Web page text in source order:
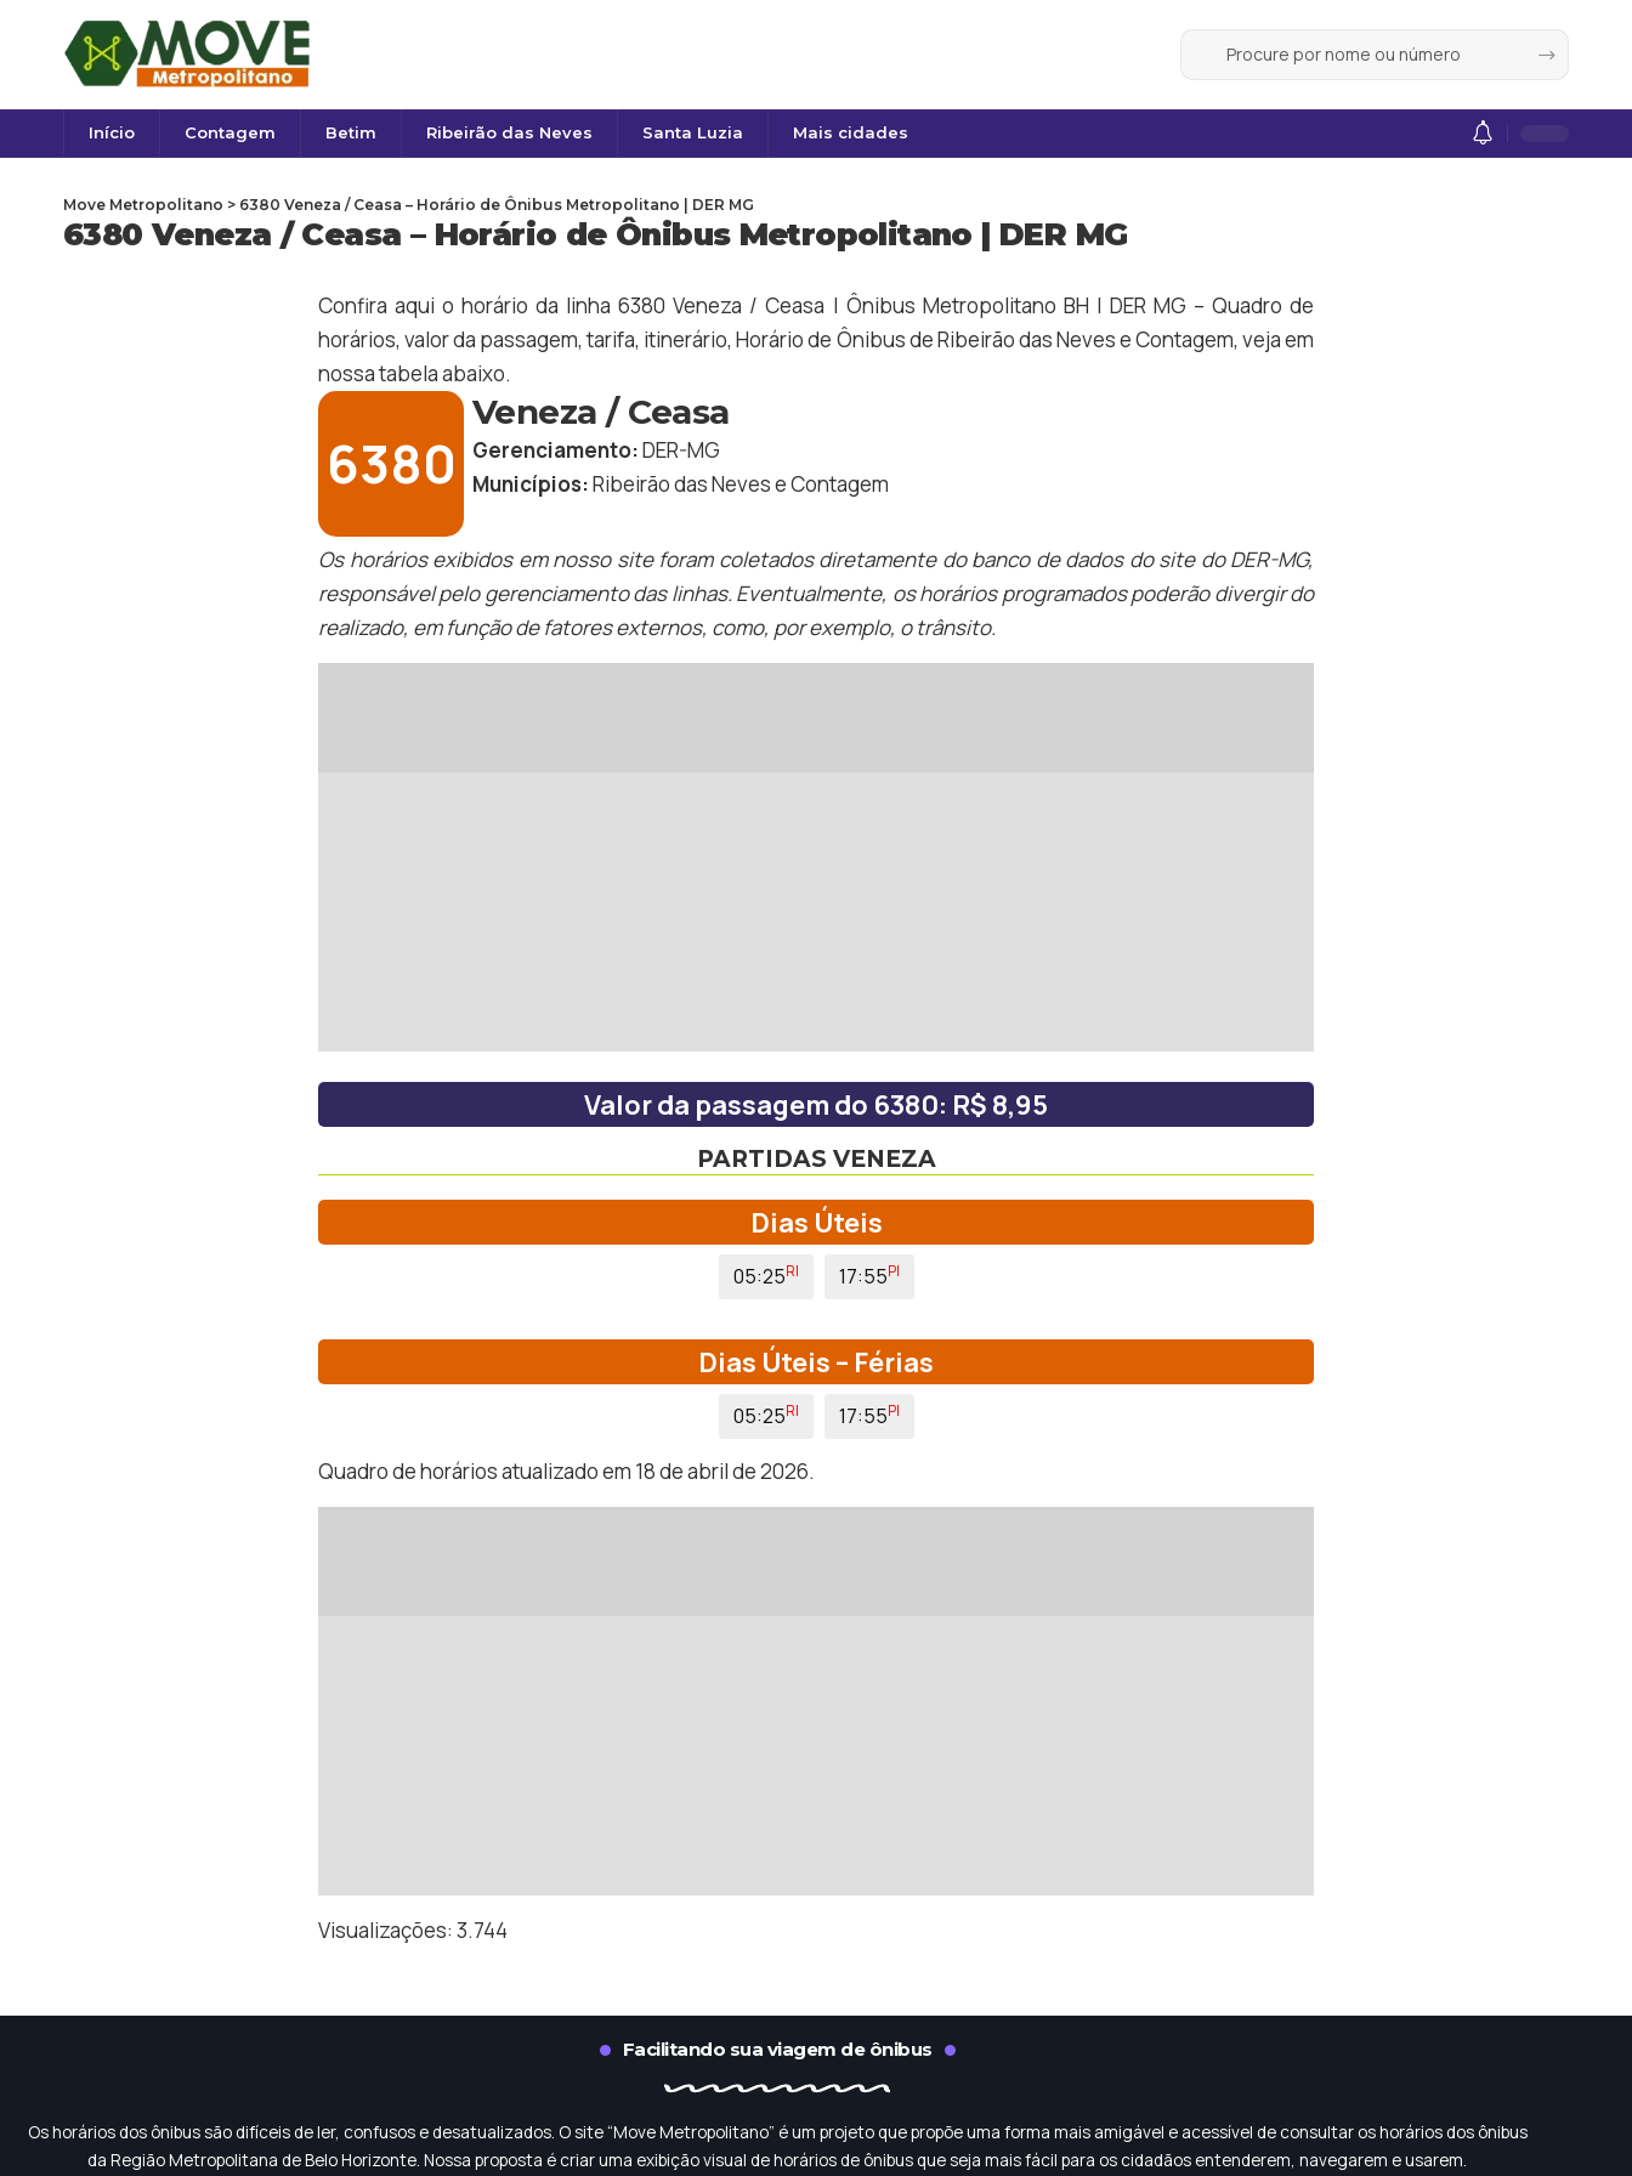
Início Contagem Betim Ribeirão das Neves Santa Luzia Mais cidades
6380 Veneza / Ceasa – Horário de Ônibus Metropolitano | DER MG
Move Metropolitano > 6380 Veneza / Ceasa – Horário de Ônibus Metropolitano | DER MG
Confira aqui o horário da linha 6380 Veneza / Ceasa | Ônibus Metropolitano BH | DER MG – Quadro de
horários, valor da passagem, tarifa, itinerário, Horário de Ônibus deRibeirão das NeveseContagem, veja em
nossa tabela abaixo.
6380
Veneza / Ceasa
Gerenciamento:DER-MG
Municípios:Ribeirão das NeveseContagem
Os horários exibidos em nosso site foram coletados diretamente do banco de dados do site do DER-MG,
responsável pelo gerenciamento das linhas. Eventualmente, os horários programados poderão divergir do
realizado, em função de fatores externos, como, por exemplo, o trânsito.
Valor da passagem do 6380: R$ 8,95
PARTIDAS VENEZA
Dias Úteis
05:25RI 17:55PI
Dias Úteis – Férias
05:25RI 17:55PI
Quadro de horários atualizado em 18 de abril de 2026.
Visualizações: 3.744
Facilitando sua viagem de ônibus
Os horários dos ônibus são difíceis de ler, confusos e desatualizados. O site “Move Metropolitano” é um projeto que propõe uma forma mais amigável e acessível de consultar os horários dos ônibus
da Região Metropolitana de Belo Horizonte. Nossa proposta é criar uma exibição visual de horários de ônibus que seja mais fácil para os cidadãos entenderem, navegarem e usarem.